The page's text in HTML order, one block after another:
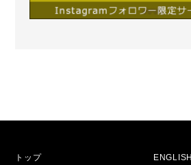
トップ ENGLISH